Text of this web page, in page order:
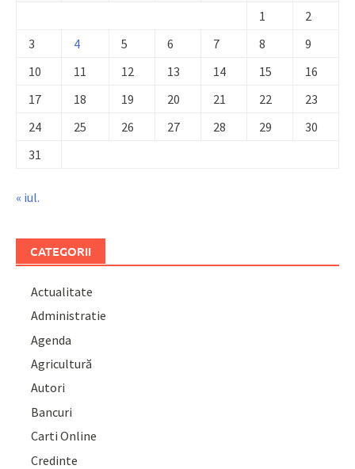
1
2
3
4 5 6 7 8
9
10
11 12 13 14 15
16
17
18 19 20 21 22
23
24
25 26 27 28 29
30
31
« iul.
CATEGORII
Actualitate
Administratie
Agenda
Agricultură
Autori
Bancuri
Carti Online
Credinte